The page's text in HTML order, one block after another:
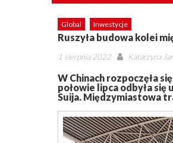
Global Inwestycje
Ruszyła budowa kolei
Posted
1 sierpnia 2022 Author
Katarzyna
W Chinach rozpoczęła
połowie lipca odbyła
Suija. Międzymiastowa